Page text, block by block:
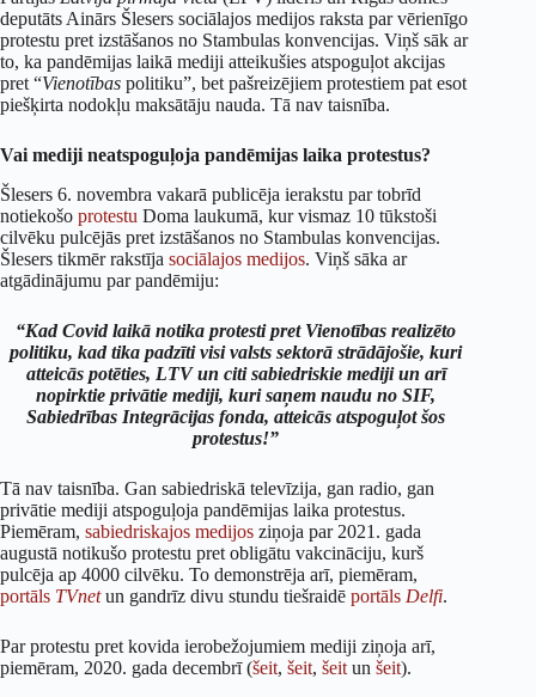
deputāts Ainārs Šlesers sociālajos medijos raksta par vērienīgo
protestu pret izstāšanos no Stambulas konvencijas. Viņš sāk ar
to, ka pandēmijas laikā mediji atteikušies atspoguļot akcijas
pret “Vienotības politiku”, bet pašreizējiem protestiem pat esot
piešķirta nodokļu maksātāju nauda. Tā nav taisnība.
Vai mediji neatspoguļoja pandēmijas laika protestus?
Šlesers 6. novembra vakarā publicēja ierakstu par tobrīd
notiekošo protestu Doma laukumā, kur vismaz 10 tūkstoši
cilvēku pulcējās pret izstāšanos no Stambulas konvencijas.
Šlesers tikmēr rakstīja sociālajos medijos. Viņš sāka ar
atgādinājumu par pandēmiju:
“Kad Covid laikā notika protesti pret Vienotības realizēto
politiku, kad tika padzīti visi valsts sektorā strādājošie, kuri
atteicās potēties, LTV un citi sabiedriskie mediji un arī
nopirktie privātie mediji, kuri saņem naudu no SIF,
Sabiedrības Integrācijas fonda, atteicās atspoguļot šos
protestus!”
Tā nav taisnība. Gan sabiedriskā televīzija, gan radio, gan
privātie mediji atspoguļoja pandēmijas laika protestus.
Piemēram, sabiedriskajos medijos ziņoja par 2021. gada
augustā notikušo protestu pret obligātu vakcināciju, kurš
pulcēja ap 4000 cilvēku. To demonstrēja arī, piemēram,
portāls TVnetun gandrīz divu stundu tiešraidē portāls Delfi.
Par protestu pret kovida ierobežojumiem mediji ziņoja arī,
piemēram, 2020. gada decembrī (šeit, šeit, šeit un šeit).